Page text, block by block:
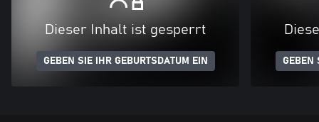
Dieser Inhalt ist gesperrt
GEBEN SIE IHR GEBURTSDATUM EIN GEBEN